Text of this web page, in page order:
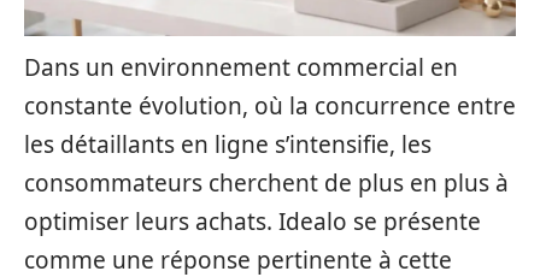
Dans un environnement commercial en
constante évolution, où la concurrence entre
les détaillants en ligne s’intensifie, les
consommateurs cherchent de plus en plus à
optimiser leurs achats. Idealo se présente
comme une réponse pertinente à cette